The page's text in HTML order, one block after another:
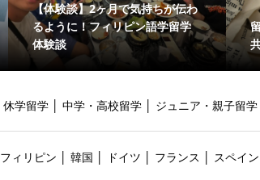
【体験談】2ヶ月で気持ちが伝わ
るように！フィリピン語学留学
体験談
休学留学 中学・高校留学 ジュニア・親子留学
フィリピン 韓国 ドイツ フランス スペイン